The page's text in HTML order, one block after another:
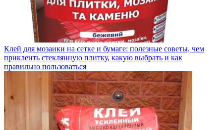
Клей для мозаики на сетке и бумаге: полезные советы, чем
приклеить стеклянную плитку, какую выбрать и как
правильно пользоваться